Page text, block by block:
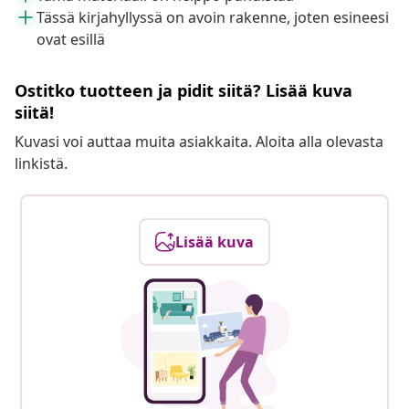
Tässä kirjahyllyssä on avoin rakenne, joten esineesi
ovat esillä
Ostitko tuotteen ja pidit siitä? Lisää kuva
siitä!
Kuvasi voi auttaa muita asiakkaita. Aloita alla olevasta
linkistä.
Lisää kuva